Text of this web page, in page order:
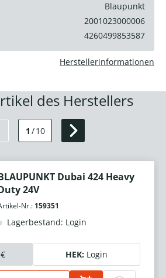
Blaupunkt
2001023000006
4260499853587
Herstellerinformationen
des Herstellers
1 /10
Dubai 424 Heavy
24V
Nr.: 159351
Lagerbestand: Login
HEK: Login